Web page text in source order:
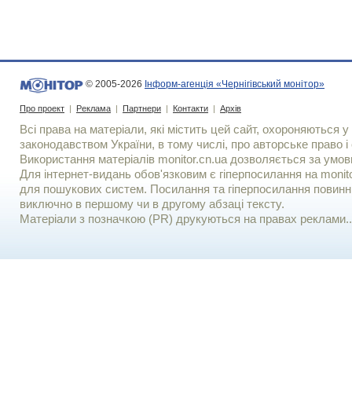
© 2005-2026 Інформ-агенція «Чернігівський монітор»
Про проект | Реклама | Партнери | Контакти | Архів
Всі права на матеріали, які містить цей сайт, охороняються у
законодавством України, в тому числі, про авторське право і
Використання матерiалiв monitor.cn.ua дозволяється за
Для iнтернет-видань обов'язковим є гiперпосилання на
для пошукових систем. Посилання та гіперпосилання
виключно в першому чи в другому абзаці тексту.
Матеріали з позначкою (PR) друкуються на правах реклами..